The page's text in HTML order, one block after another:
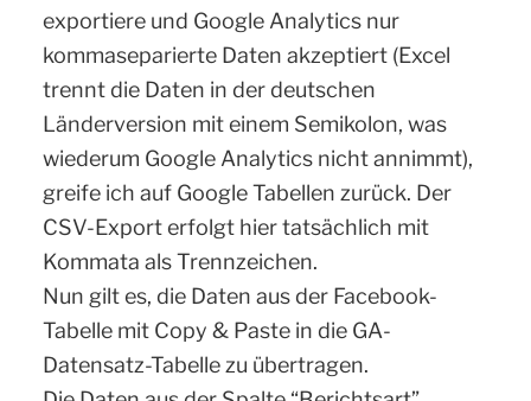
exportiere und Google Analytics nur
kommaseparierte Daten akzeptiert (Excel
trennt die Daten in der deutschen
Länderversion mit einem Semikolon, was
wiederum Google Analytics nicht annimmt),
greife ich auf Google Tabellen zurück. Der
CSV-Export erfolgt hier tatsächlich mit
Kommata als Trennzeichen.
Nun gilt es, die Daten aus der Facebook-
Tabelle mit Copy & Paste in die GA-
Datensatz-Tabelle zu übertragen.